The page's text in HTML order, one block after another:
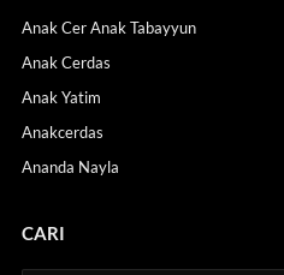
Anak Cer Anak Tabayyun
Anak Cerdas
Anak Yatim
Anakcerdas
Ananda Nayla
CARI